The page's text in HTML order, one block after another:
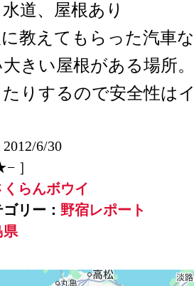
道、屋根あり
教えてもらった汽車
きい屋根がある場所
りするので安全性は
2012/6/30
］
くらんボウイ
リー： 野宿レポート
県